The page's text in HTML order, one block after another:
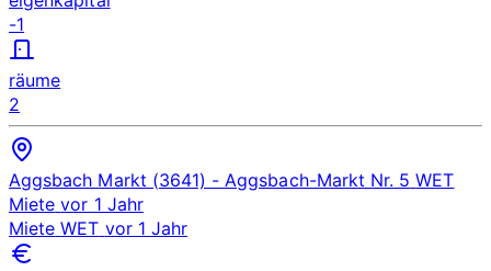
-1
räume
2
Aggsbach Markt (3641) - Aggsbach-Markt Nr. 5 WET
Miete vor 1 Jahr
Miete WET vor 1 Jahr